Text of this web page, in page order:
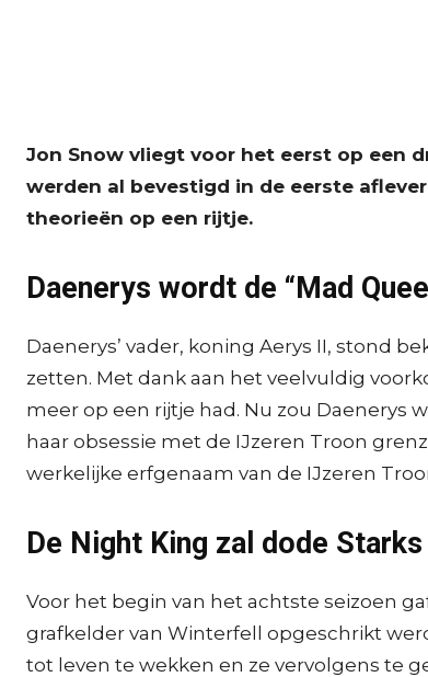
Jon Snow vliegt voor het eerst op een
werden al bevestigd in de eerste
theorieën op een rijtje.
Daenerys wordt de “Mad
Daenerys’ vader, koning Aerys II, stond
zetten. Met dank aan het veelvuldig
meer op een rijtje had. Nu zou Daenerys
haar obsessie met de IJzeren Troon
werkelijke erfgenaam van de IJzeren
De Night King zal dode
Voor het begin van het achtste seizoen
grafkelder van Winterfell opgeschrikt
tot leven te wekken en ze vervolgens te